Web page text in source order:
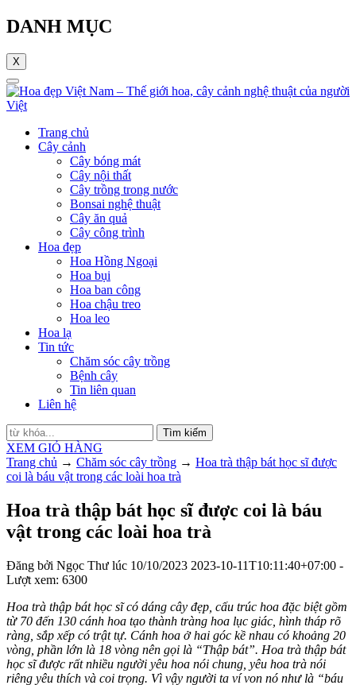
DANH MỤC
X
Trang chủ
Cây cảnh
Cây bóng mát
Cây nội thất
Cây trồng trong nước
Bonsai nghệ thuật
Cây ăn quả
Cây công trình
Hoa đẹp
Hoa Hồng Ngoại
Hoa bụi
Hoa ban công
Hoa chậu treo
Hoa leo
Hoa lạ
Tin tức
Chăm sóc cây trồng
Bệnh cây
Tin liên quan
Liên hệ
Tìm kiếm
XEM GIỎ HÀNG
Trang chủ → Chăm sóc cây trồng → Hoa trà thập bát học sĩ được
coi là báu vật trong các loài hoa trà
Hoa trà thập bát học sĩ được coi là báu
vật trong các loài hoa trà
Đăng bởi Ngọc Thư lúc 10/10/2023 2023-10-11T10:11:40+07:00 -
Lượt xem: 6300
Hoa trà thập bát học sĩ có dáng cây đẹp, cấu trúc hoa đặc biệt gồm
từ 70 đến 130 cánh hoa tạo thành tràng hoa lục giác, hình tháp rõ
ràng, sắp xếp có trật tự. Cánh hoa ở hai góc kề nhau có khoảng 20
vòng, phần lớn là 18 vòng nên gọi là “Thập bát”. Hoa trà thập bát
học sĩ được rất nhiều người yêu hoa nói chung, yêu hoa trà nói
riêng yêu thích và coi trọng. Vì vậy người ta ví von nó như là “báu